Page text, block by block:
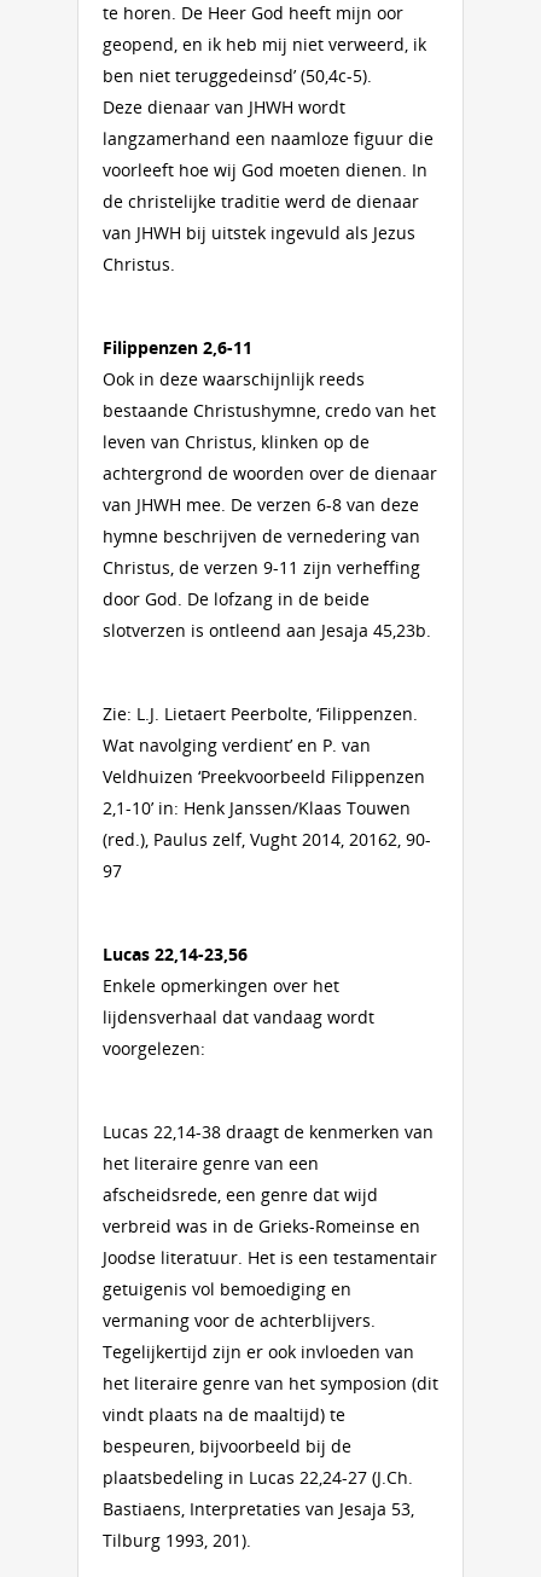
te horen. De Heer God heeft mijn oor
geopend, en ik heb mij niet verweerd, ik
ben niet teruggedeinsd’ (50,4c-5).
Deze dienaar van JHWH wordt
langzamerhand een naamloze figuur die
voorleeft hoe wij God moeten dienen. In
de christelijke traditie werd de dienaar
van JHWH bij uitstek ingevuld als Jezus
Christus.
Filippenzen 2,6-11
Ook in deze waarschijnlijk reeds
bestaande Christushymne, credo van het
leven van Christus, klinken op de
achtergrond de woorden over de dienaar
van JHWH mee. De verzen 6-8 van deze
hymne beschrijven de vernedering van
Christus, de verzen 9-11 zijn verheffing
door God. De lofzang in de beide
slotverzen is ontleend aan Jesaja 45,23b.
Zie: L.J. Lietaert Peerbolte, ‘Filippenzen.
Wat navolging verdient’ en P. van
Veldhuizen ‘Preekvoorbeeld Filippenzen
2,1-10’ in: Henk Janssen/Klaas Touwen
(red.), Paulus zelf, Vught 2014, 20162, 90-
97
Lucas 22,14-23,56
Enkele opmerkingen over het
lijdensverhaal dat vandaag wordt
voorgelezen:
Lucas 22,14-38 draagt de kenmerken van
het literaire genre van een
afscheidsrede, een genre dat wijd
verbreid was in de Grieks-Romeinse en
Joodse literatuur. Het is een testamentair
getuigenis vol bemoediging en
vermaning voor de achterblijvers.
Tegelijkertijd zijn er ook invloeden van
het literaire genre van het symposion (dit
vindt plaats na de maaltijd) te
bespeuren, bijvoorbeeld bij de
plaatsbedeling in Lucas 22,24-27 (J.Ch.
Bastiaens, Interpretaties van Jesaja 53,
Tilburg 1993, 201).